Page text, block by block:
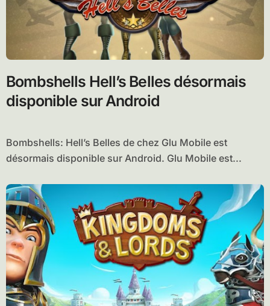
Bombshells Hell’s Belles désormais
disponible sur Android
Bombshells: Hell’s Belles de chez Glu Mobile est
désormais disponible sur Android. Glu Mobile est...